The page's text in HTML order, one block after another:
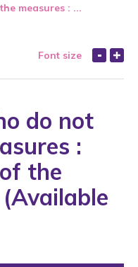
measures : ...
Font size
do not
:
the
(Available